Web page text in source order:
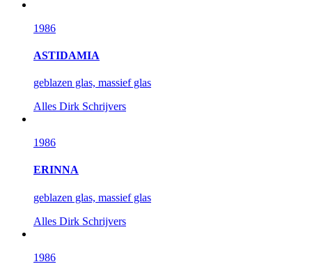
1986
ASTIDAMIA
geblazen glas, massief glas
Alles Dirk Schrijvers
1986
ERINNA
geblazen glas, massief glas
Alles Dirk Schrijvers
1986